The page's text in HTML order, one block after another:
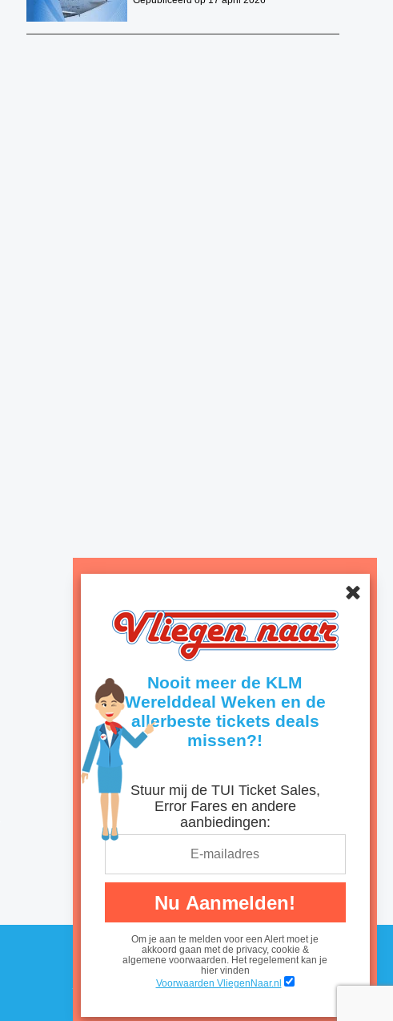
Nooit meer de KLM
Werelddeal Weken en de
allerbeste tickets deals
missen?!
Stuur mij de TUI Ticket Sales,
Error Fares en andere
aanbiedingen:
Nu Aanmelden!
Om je aan te melden voor een Alert moet je
akkoord gaan met de privacy, cookie &
algemene voorwaarden. Het regelement kan je
hier vinden
Voorwaarden VliegenNaar.nl
Vliegen naar Bonaire
Alle landen| Disclaimer, Privacy & Cookie statement